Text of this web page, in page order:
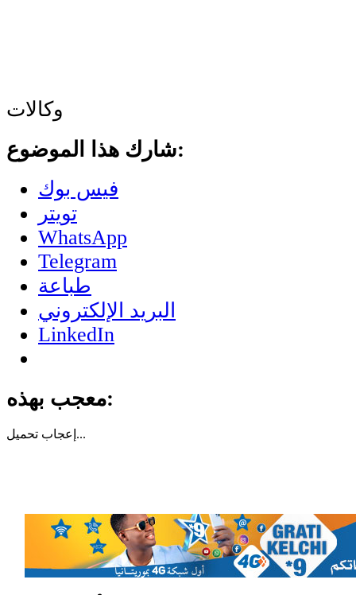
وكالات
شارك هذا الموضوع:
فيس بوك
تويتر
WhatsApp
Telegram
طباعة
البريد الإلكتروني
LinkedIn
معجب بهذه:
إعجاب تحميل...